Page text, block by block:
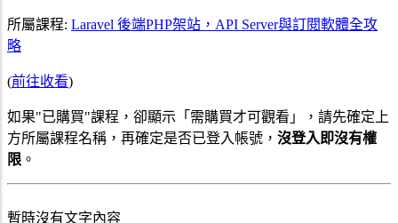
所屬課程: Laravel 後端PHP架站，API Server與訂閱軟體全攻
略
(前往收看)
如果"已購買"課程，卻顯示「需購買才可觀看」，請先確定上
方所屬課程名稱，再確定是否已登入帳號， 沒登入即沒有權
限 。
暫時沒有文字內容